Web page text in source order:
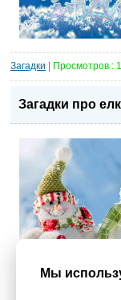
Загадки | Просмотров :
Загадки про
Мы